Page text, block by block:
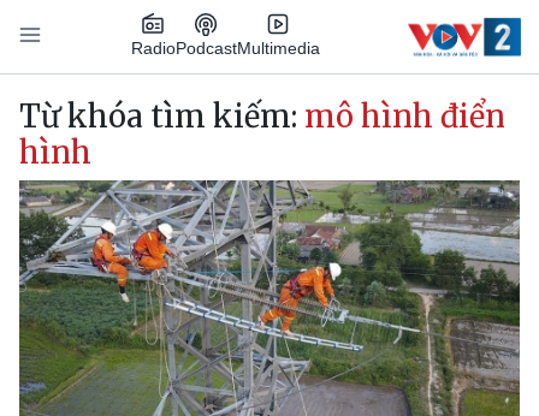
Nhảy đến nội dung
RadioPodcastMultimedia
Main navigation
Từ khóa tìm kiếm: mô hình điển
hình